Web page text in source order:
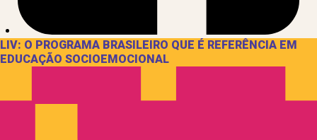
LIV: O PROGRAMA BRASILEIRO QUE É REFERÊNCIA EM
EDUCAÇÃO SOCIOEMOCIONAL